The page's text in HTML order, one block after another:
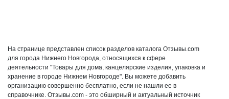
На странице представлен список разделов каталога Отзывы.com
для города Нижнего Новгорода, относящихся к сфере
деятельности "Товары для дома, канцелярские изделия, упаковка и
хранение в городе Нижнем Новгороде". Вы можете добавить
организацию совершенно бесплатно, если не нашли ее в
справочнике. Отзывы.com - это обширный и актуальный источник